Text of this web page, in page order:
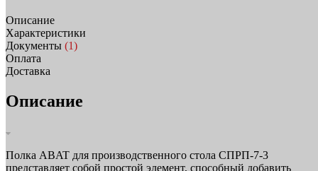
Описание
Характеристики
Документы (1)
Оплата
Доставка
Описание
Полка ABAT для производственного стола СПРП-7-3
представляет собой простой элемент, способный добавить